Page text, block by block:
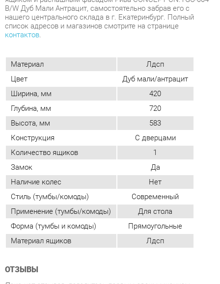
Цвет
Дуб мали/антрацит
Ширина, мм
420
Глубина, мм
Конструкция
С дверцами
Количество ящиков
1
Замок
Да
Наличие колес
Нет
Стиль (тумбы/комоды)
Современный
Применение (тумбы/комоды)
Для стола
Форма (тумбы и комоды)
Прямоугольные
Материал ящиков Лдсп
ОТЗЫВЫ
Пока нет отзывов, поделитесь первым своим мнением.
ДОБАВИТЬ ОТЗЫВ
ПОХОЖИЕ ТОВАРЫ